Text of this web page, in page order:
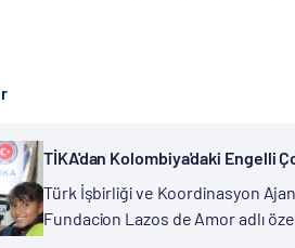
TİKA'dan Kolombiya'daki Engelli
Türk İşbirliği ve Koordinasyon
Fundacion Lazos de Amor adlı